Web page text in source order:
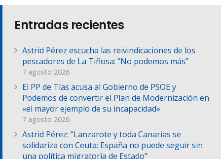
Entradas recientes
Astrid Pérez escucha las reivindicaciones de los
pescadores de La Tiñosa: “No podemos más”
7 agosto 2026
El PP de Tías acusa al Gobierno de PSOE y
Podemos de convertir el Plan de Modernización en
«el mayor ejemplo de su incapacidad»
7 agosto 2026
Astrid Pérez: “Lanzarote y toda Canarias se
solidariza con Ceuta: España no puede seguir sin
una política migratoria de Estado”